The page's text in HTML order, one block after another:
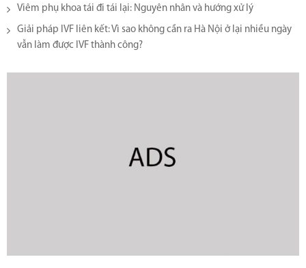
Viêm phụ khoa tái đi tái lại​: Nguyên nhân và hướng xử lý
Giải pháp IVF liên kết: Vì sao không cần ra Hà Nội ở lại nhiều ngày
vẫn làm được IVF thành công?